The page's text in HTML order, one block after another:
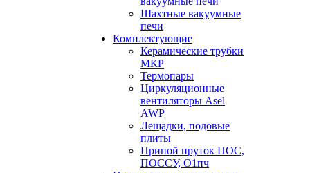
Шахтные вакуумные
печи
Комплектующие
Керамические трубки
МКР
Термопары
Циркуляционные
вентиляторы Asel
AWP
Лещадки, подовые
плиты
Припой пруток ПОС,
ПОССУ, О1пч